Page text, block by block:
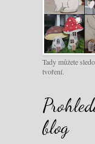
Tady můžete
tvoření.
blog